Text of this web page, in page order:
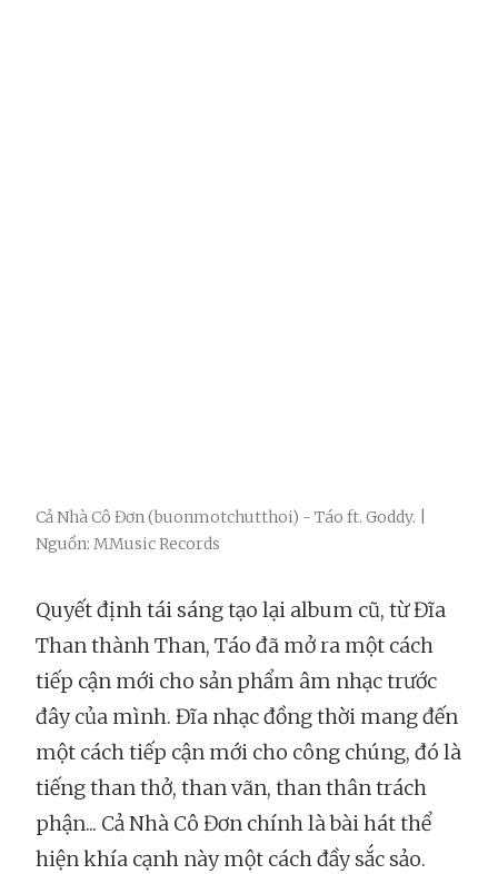
Cả Nhà Cô Đơn (buonmotchutthoi) - Táo ft. Goddy. |
Nguồn: MMusic Records
Quyết định tái sáng tạo lại album cũ, từ Đĩa
Than thành Than, Táo đã mở ra một cách
tiếp cận mới cho sản phẩm âm nhạc trước
đây của mình. Đĩa nhạc đồng thời mang đến
một cách tiếp cận mới cho công chúng, đó là
tiếng than thở, than vãn, than thân trách
phận... Cả Nhà Cô Đơn chính là bài hát thể
hiện khía cạnh này một cách đầy sắc sảo.